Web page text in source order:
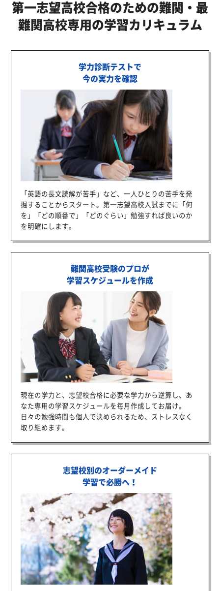
第一志望高校合格のための難関・最
難関高校専用の学習カリキュラム
学力診断テストで
今の実力を確認
「英語の長文読解が苦手」など、一人ひとりの苦手を発
掘することからスタート。第一志望高校入試までに「何
を」「どの順番で」「どのぐらい」勉強すれば良いのか
を明確にします。
難関高校受験のプロが
学習スケジュールを作成
現在の学力と、志望校合格に必要な学力から逆算し、あ
なた専用の学習スケジュールを毎月作成してお届け。
日々の勉強時間も個人で決められるため、ストレスなく
取り組めます。
志望校別のオーダーメイド
学習で必勝へ！